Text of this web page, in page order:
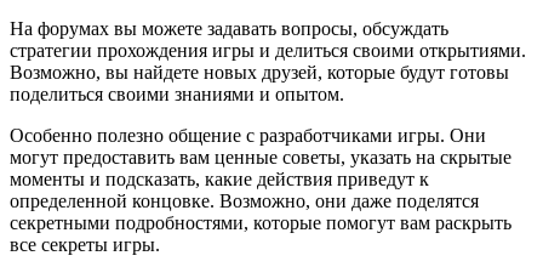
На форумах вы можете задавать вопросы, обсуждать
стратегии прохождения игры и делиться своими открытиями.
Возможно, вы найдете новых друзей, которые будут готовы
поделиться своими знаниями и опытом.
Особенно полезно общение с разработчиками игры. Они
могут предоставить вам ценные советы, указать на скрытые
моменты и подсказать, какие действия приведут к
определенной концовке. Возможно, они даже поделятся
секретными подробностями, которые помогут вам раскрыть
все секреты игры.